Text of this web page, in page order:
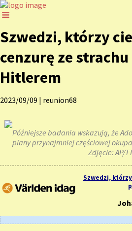
Szwedzi, którzy
cenzurę ze
Hitlerem
2023/09/09 | reunion68
Późniejsze badania wskazują, że
plany przynajmniej częściowej
Zdjęcie: AP/
Szwedzi,